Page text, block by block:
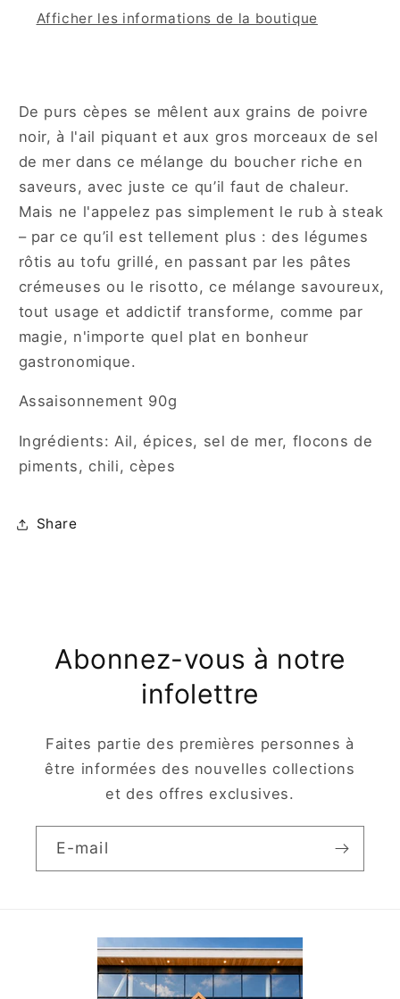
Afficher les informations de la boutique
De purs cèpes se mêlent aux grains de poivre
noir, à l'ail piquant et aux gros morceaux de sel
de mer dans ce mélange du boucher riche en
saveurs, avec juste ce qu’il faut de chaleur.
Mais ne l'appelez pas simplement le rub à steak
– par ce qu’il est tellement plus : des légumes
rôtis au tofu grillé, en passant par les pâtes
crémeuses ou le risotto, ce mélange savoureux,
tout usage et addictif transforme, comme par
magie, n'importe quel plat en bonheur
gastronomique.
Assaisonnement 90g
Ingrédients: Ail, épices, sel de mer, flocons de
piments, chili, cèpes
Share
Abonnez-vous à notre
infolettre
Faites partie des premières personnes à
être informées des nouvelles collections
et des offres exclusives.
E-mail